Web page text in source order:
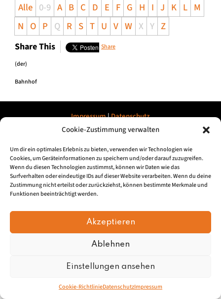
Cookie-Zustimmung verwalten
Um dir ein optimales Erlebnis zu bieten, verwenden wir Technologien wie
Cookies, um Geräteinformationen zu speichern und/oder darauf zuzugreifen.
Wenn du diesen Technologien zustimmst, können wir Daten wie das
Surfverhalten oder eindeutige IDs auf dieser Website verarbeiten. Wenn du deine
Zustimmung nicht erteilst oder zurückziehst, können bestimmte Merkmale und
Funktionen beeinträchtigt werden.
Akzeptieren
Ablehnen
Einstellungen ansehen
Cookie-RichtlinieDatenschutzImpressum
Alle 0-9 A B C D E F G H I J K L M
N O P Q R S T U V W X Y Z
Share This Share
(der)
Bahnhof
Impressum|Datenschutz